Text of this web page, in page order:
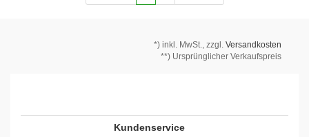
*) inkl. MwSt., zzgl. Versandkosten
**) Ursprünglicher Verkaufspreis
Kundenservice